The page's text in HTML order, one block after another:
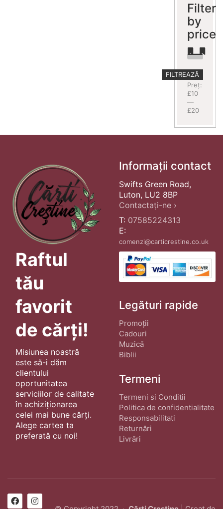
Filter
by
price
Preț
minim
Preț
maxim
FILTREAZĂ
Preț:
£10
—
£20
Raftul
tău
favorit
de cărți!
Misiunea noastră
este să-i dăm
clientului
oportunitatea
serviciilor de calitate
în achiziționarea
celei mai bune cărți.
Alege cartea ta
preferată cu noi!
Informații contact
Swifts Green Road,
Luton, LU2 8BP
Contactați-ne ›
T: 07585224313
E:
comenzi@carticrestine.co.uk
Legături rapide
Promoții
Cadouri
Muzică
Biblii
Termeni
Termeni si Conditii
Politica de confidentialitate
Responsabilitati
Returnări
Livrări